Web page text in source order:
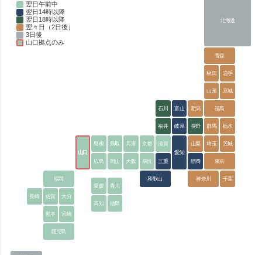
翌日午前中
翌日14時以降
翌日18時以降
翌々日（2日後）
3日後
山口拠点のみ
北海道
青森
秋田 岩手
山形 宮城
福島
新潟
群馬 栃木
埼玉 茨城
東京
神奈川 千葉
山梨
石川
福井 長野
富山
岐阜
愛知
静岡
三重
和歌山
山口
島根 鳥取
広島 岡山
兵庫 京都 滋賀
大阪 奈良
香川
愛媛
徳島
高知
福岡
佐賀 大分
熊本
長崎
宮崎
鹿児島